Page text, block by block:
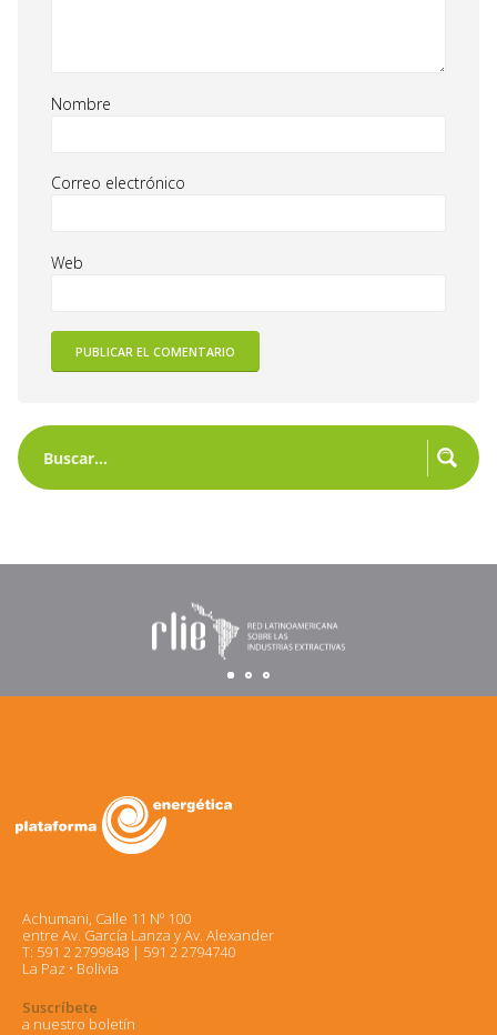
Nombre
Correo electrónico
Web
Achumani, Calle 11 Nº 100
entre Av. García Lanza y Av. Alexander
T: 591 2 2799848 | 591 2 2794740
La Paz • Bolivia
Suscríbete
a nuestro boletín